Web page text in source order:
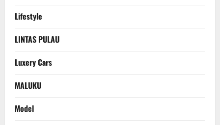
Lifestyle
LINTAS PULAU
Luxery Cars
MALUKU
Model